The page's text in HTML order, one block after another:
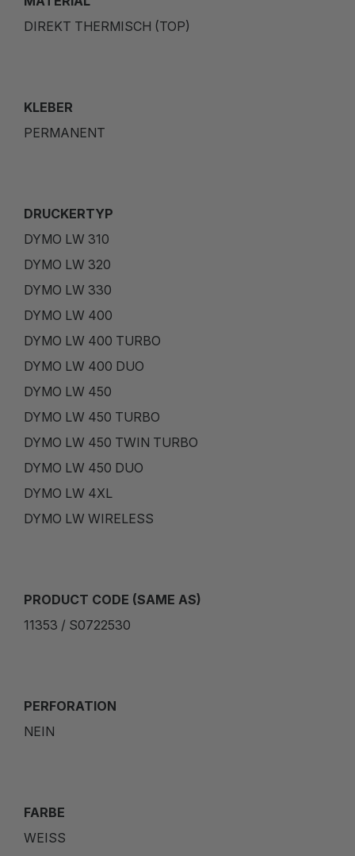
DIREKT THERMISCH (TOP)
KLEBER
PERMANENT
DRUCKERTYP
DYMO LW 310
DYMO LW 320
DYMO LW 330
DYMO LW 400
DYMO LW 400 TURBO
DYMO LW 400 DUO
DYMO LW 450
DYMO LW 450 TURBO
DYMO LW 450 TWIN TURBO
DYMO LW 450 DUO
DYMO LW 4XL
DYMO LW WIRELESS
PRODUCT CODE (SAME AS)
11353 / S0722530
PERFORATION
NEIN
FARBE
WEISS